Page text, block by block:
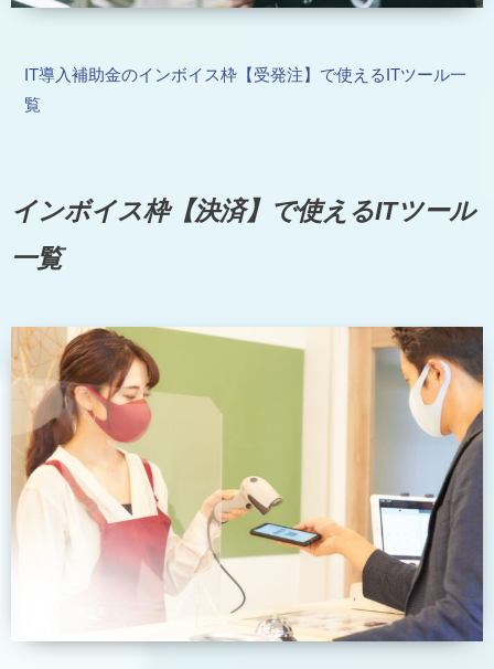
IT導入補助金のインボイス枠【受発注】で使えるITツール一
覧
インボイス枠【決済】で使えるITツール
一覧